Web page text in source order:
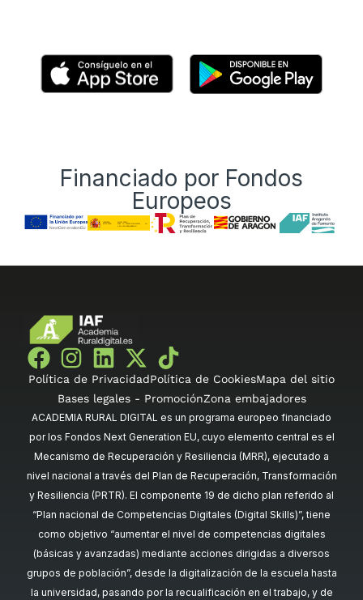
Financiado por Fondos
Europeos
Política de PrivacidadPolítica de CookiesMapa del sitio
Bases legales - PromociónZona embajadores
ACADEMIA RURAL DIGITAL es un programa europeo financiado
por los Fondos Next Generation EU, cuyo elemento central es el
Mecanismo de Recuperación y Resiliencia (MRR), ejecutado a
nivel nacional a través del Plan de Recuperación, Transformación
y Resiliencia (PRTR). El componente 19 de dicho plan referido al
“Plan nacional de Competencias Digitales (Digital Skills)”, tiene
como objetivo “aumentar el nivel de competencias digitales
(básicas y avanzadas) mediante acciones dirigidas a diversos
grupos de población”, desde la digitalización de la escuela hasta
la universidad, pasando por la recualificación en el trabajo, y de